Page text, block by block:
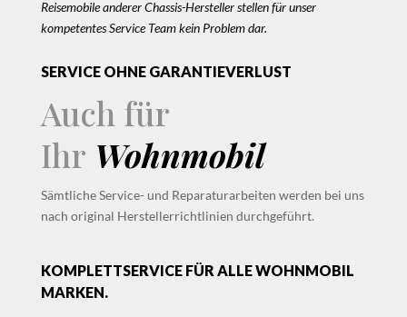
Reisemobile anderer Chassis-Hersteller stellen für unser
kompetentes Service Team kein Problem dar.
SERVICE OHNE GARANTIEVERLUST
Auch für
Ihr Wohnmobil
Sämtliche Service- und Reparaturarbeiten werden bei uns
nach original Herstellerrichtlinien durchgeführt.
KOMPLETTSERVICE FÜR ALLE WOHNMOBIL
MARKEN.